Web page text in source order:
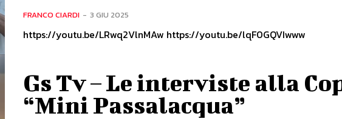
FRANCO CIARDI - 3 GIU 2025
https://youtu.be/LRwq2VlnMAw https://youtu.be/lqF0GQVIwww
Gs Tv – Le interviste alla
“Mini Passalacqua”